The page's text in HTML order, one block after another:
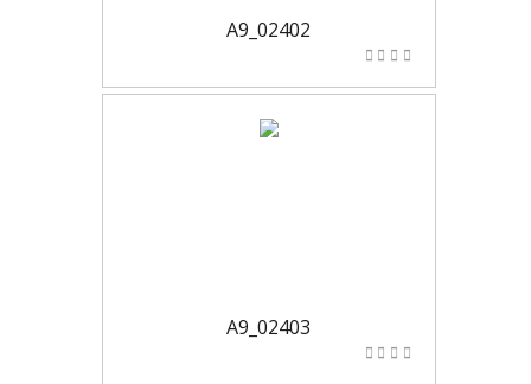
A9_02402
A9_02403